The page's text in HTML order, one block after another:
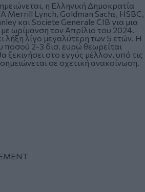
η Ελληνική Δημοκρατία
Merrill Lynch, Goldman Sachs, HSBC,
και Societe Generale CIB για μια
ωρίμανση τον Απρίλιο του 2024.
λήξη λίγο μεγαλύτερη των 5 ετών. Η
ποσού 2-3 δισ. ευρώ θεωρείται
ξεκινήσει στο εγγύς μέλλον, υπό τις
σε σχετική ανακοίνωση.